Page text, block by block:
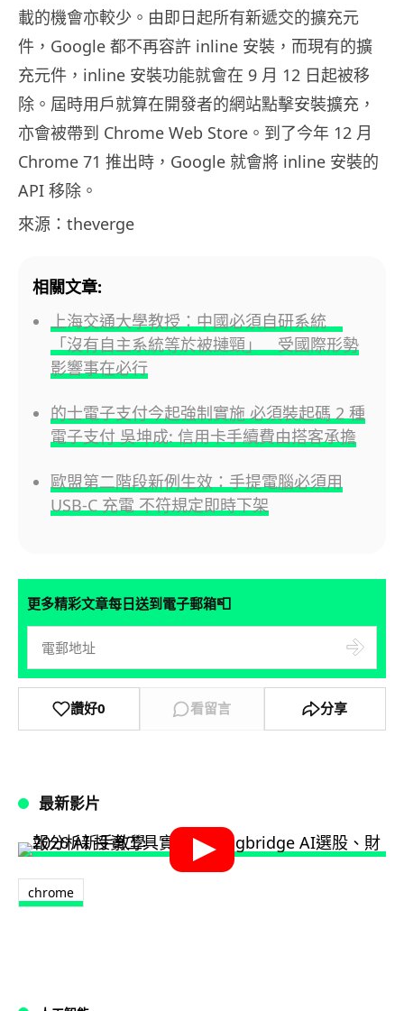
載的機會亦較少。由即日起所有新遞交的擴充元
件，Google 都不再容許 inline 安裝，而現有的擴
充元件，inline 安裝功能就會在 9 月 12 日起被移
除。屆時用戶就算在開發者的網站點擊安裝擴充，
亦會被帶到 Chrome Web Store。到了今年 12 月
Chrome 71 推出時，Google 就會將 inline 安裝的
API 移除。
來源：theverge
相關文章:
上海交通大學教授：中國必須自研系統
「沒有自主系統等於被摙頸」 受國際形勢
影響事在必行
的士電子支付今起強制實施 必須裝起碼 2 種
電子支付 吳坤成: 信用卡手續費由搭客承擔
歐盟第二階段新例生效：手提電腦必須用
USB-C 充電 不符規定即時下架
更多精彩文章每日送到電子郵箱📮
讚好0 看留言 分享
最新影片
chrome